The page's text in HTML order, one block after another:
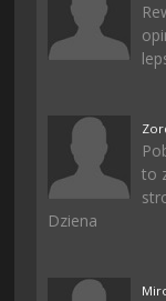
to
Dziena